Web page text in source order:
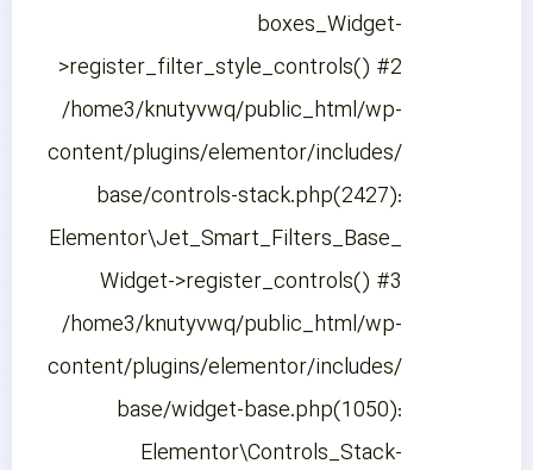
boxes_Widget-
>register_filter_style_controls() #2
/home3/knutyvwq/public_html/wp-
content/plugins/elementor/includes/
base/controls-stack.php(2427):
Elementor\Jet_Smart_Filters_Base_
Widget->register_controls() #3
/home3/knutyvwq/public_html/wp-
content/plugins/elementor/includes/
base/widget-base.php(1050):
Elementor\Controls_Stack-